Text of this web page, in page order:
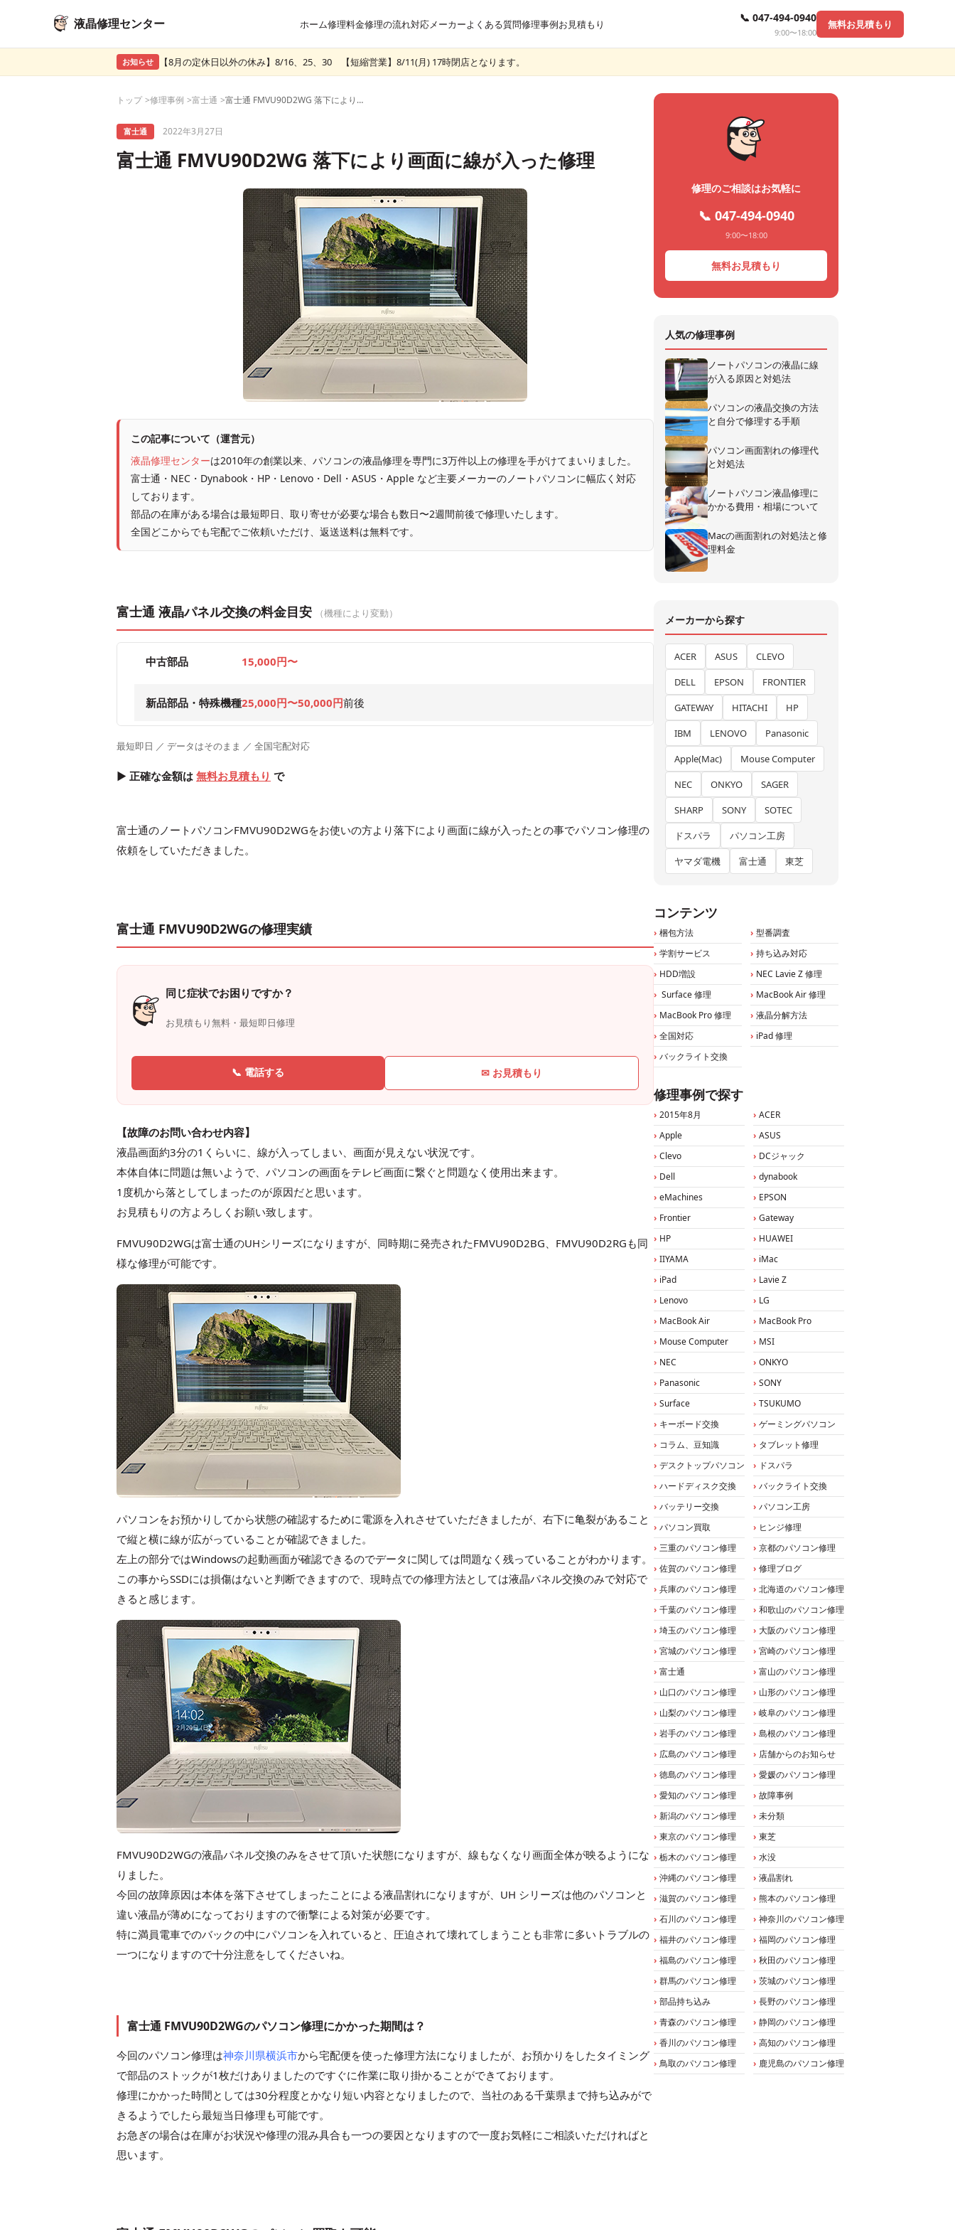
液晶修理センター ホーム修理料金修理の流れ対応メーカーよくある質問修理事例お見積もり 📞 047-494-0940
9:00〜18:00
無料お見積もり
お知らせ 【8月の定休日以外の休み】8/16、25、30 【短縮営業】8/11(月) 17時閉店となります。
トップ 修理事例 富士通 富士通 FMVU90D2WG 落下により画面に線が入った修理
富士通 2022年3月27日
富士通 FMVU90D2WG 落下により画面に線が入った修理
この記事について（運営元）
液晶修理センターは2010年の創業以来、パソコンの液晶修理を専門に3万件以上の修理を手がけてまいりました。
富士通・NEC・Dynabook・HP・Lenovo・Dell・ASUS・Apple など主要メーカーのノートパソコンに幅広く対応
しております。
部品の在庫がある場合は最短即日、取り寄せが必要な場合も数日〜2週間前後で修理いたします。
全国どこからでも宅配でご依頼いただけ、返送送料は無料です。
富士通 液晶パネル交換の料金目安 （機種により変動）
中古部品 15,000円〜
新品部品・特殊機種25,000円〜50,000円前後
最短即日 ／ データはそのまま ／ 全国宅配対応
▶ 正確な金額は 無料お見積もり で
富士通のノートパソコンFMVU90D2WGをお使いの方より落下により画面に線が入ったとの事でパソコン修理の
依頼をしていただきました。
富士通 FMVU90D2WGの修理実績
同じ症状でお困りですか？
お見積もり無料・最短即日修理
📞 電話する ✉ お見積もり
【故障のお問い合わせ内容】
液晶画面約3分の1くらいに、線が入ってしまい、画面が見えない状況です。
本体自体に問題は無いようで、パソコンの画面をテレビ画面に繋ぐと問題なく使用出来ます。
1度机から落としてしまったのが原因だと思います。
お見積もりの方よろしくお願い致します。
FMVU90D2WGは富士通のUHシリーズになりますが、同時期に発売されたFMVU90D2BG、FMVU90D2RGも同
様な修理が可能です。
パソコンをお預かりしてから状態の確認するために電源を入れさせていただきましたが、右下に亀裂があること
で縦と横に線が広がっていることが確認できました。
左上の部分ではWindowsの起動画面が確認できるのでデータに関しては問題なく残っていることがわかります。
この事からSSDには損傷はないと判断できますので、現時点での修理方法としては液晶パネル交換のみで対応で
きると感じます。
FMVU90D2WGの液晶パネル交換のみをさせて頂いた状態になりますが、線もなくなり画面全体が映るようにな
りました。
今回の故障原因は本体を落下させてしまったことによる液晶割れになりますが、UH シリーズは他のパソコンと
違い液晶が薄めになっておりますので衝撃による対策が必要です。
特に満員電車でのバックの中にパソコンを入れていると、圧迫されて壊れてしまうことも非常に多いトラブルの
一つになりますので十分注意をしてくださいね。
富士通 FMVU90D2WGのパソコン修理にかかった期間は？
今回のパソコン修理は神奈川県横浜市から宅配便を使った修理方法になりましたが、お預かりをしたタイミング
で部品のストックが1枚だけありましたのですぐに作業に取り掛かることができております。
修理にかかった時間としては30分程度とかなり短い内容となりましたので、当社のある千葉県まで持ち込みがで
きるようでしたら最短当日修理も可能です。
お急ぎの場合は在庫がお状況や修理の混み具合も一つの要因となりますので一度お気軽にご相談いただければと
思います。
修理のご相談はお気軽に
📞 047-494-0940
9:00〜18:00
無料お見積もり
人気の修理事例
ノートパソコンの液晶に線
が入る原因と対処法
パソコンの液晶交換の方法
と自分で修理する手順
パソコン画面割れの修理代
と対処法
ノートパソコン液晶修理に
かかる費用・相場について
Macの画面割れの対処法と修
理料金
メーカーから探す
ACER ASUS
CLEVO
DELL
EPSON
FRONTIER
GATEWAY
HITACHI
HP
IBM
LENOVO
Panasonic
Apple(Mac)
Mouse Computer
NEC
ONKYO
SAGER
SHARP
SONY
SOTEC
ドスパラ
パソコン工房
ヤマダ電機
富士通 東芝
コンテンツ
梱包方法
型番調査
学割サービス
持ち込み対応
HDD増設
NEC Lavie Z 修理
Surface 修理
MacBook Air 修理
MacBook Pro 修理
液晶分解方法
全国対応
iPad 修理
バックライト交換
修理事例で探す
2015年8月
ACER
Apple
ASUS
Clevo
DCジャック
Dell
dynabook
eMachines
EPSON
Frontier
Gateway
HP
HUAWEI
IIYAMA
iMac
iPad
Lavie Z
Lenovo
LG
MacBook Air
MacBook Pro
Mouse Computer
MSI
NEC
ONKYO
Panasonic
SONY
Surface
TSUKUMO
キーボード交換
ゲーミングパソコン
コラム、豆知識
タブレット修理
デスクトップパソコン
ドスパラ
ハードディスク交換
バックライト交換
バッテリー交換
パソコン工房
パソコン買取
ヒンジ修理
三重のパソコン修理
京都のパソコン修理
佐賀のパソコン修理
修理ブログ
兵庫のパソコン修理
北海道のパソコン修理
千葉のパソコン修理
和歌山のパソコン修理
埼玉のパソコン修理
大阪のパソコン修理
宮城のパソコン修理
宮崎のパソコン修理
富士通
富山のパソコン修理
山口のパソコン修理
山形のパソコン修理
山梨のパソコン修理
岐阜のパソコン修理
岩手のパソコン修理
島根のパソコン修理
広島のパソコン修理
店舗からのお知らせ
徳島のパソコン修理
愛媛のパソコン修理
愛知のパソコン修理
故障事例
新潟のパソコン修理
未分類
東京のパソコン修理
東芝
栃木のパソコン修理
水没
沖縄のパソコン修理
液晶割れ
滋賀のパソコン修理
熊本のパソコン修理
石川のパソコン修理
神奈川のパソコン修理
福井のパソコン修理
福岡のパソコン修理
福島のパソコン修理
秋田のパソコン修理
群馬のパソコン修理
茨城のパソコン修理
部品持ち込み
長野のパソコン修理
青森のパソコン修理
静岡のパソコン修理
香川のパソコン修理
高知のパソコン修理
鳥取のパソコン修理
鹿児島のパソコン修理